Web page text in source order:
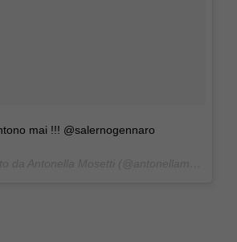
mai !!! @salernogennaro